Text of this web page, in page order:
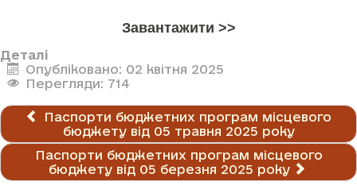
Завантажити >>
Деталі
Опубліковано: 02 квітня 2025
Перегляди: 714
Паспорти бюджетних програм місцевого
бюджету від 05 травня 2025 року
Паспорти бюджетних програм місцевого
бюджету від 05 березня 2025 року